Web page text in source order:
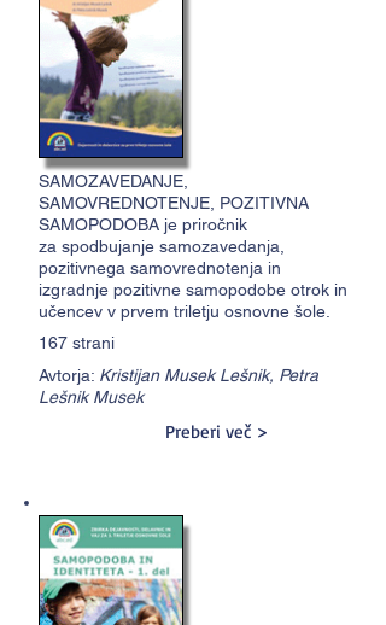
SAMOZAVEDANJE,
SAMOVREDNOTENJE, POZITIVNA
SAMOPODOBA je priročnik
za spodbujanje samozavedanja,
pozitivnega samovrednotenja in
izgradnje pozitivne samopodobe otrok in
učencev v prvem triletju osnovne šole.
167 strani
Avtorja: Kristijan Musek Lešnik, Petra
Lešnik Musek
Preberi več >